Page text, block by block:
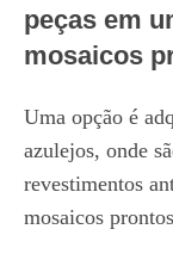
peças em
mosaicos
Uma opção é
azulejos, onde
revestimentos
mosaicos